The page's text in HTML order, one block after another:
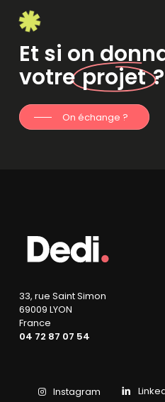
Et si on
votreprojet?
On échange ?
33, rue Saint Simon
69009 LYON
France
04 72 87 07 54
Instagram